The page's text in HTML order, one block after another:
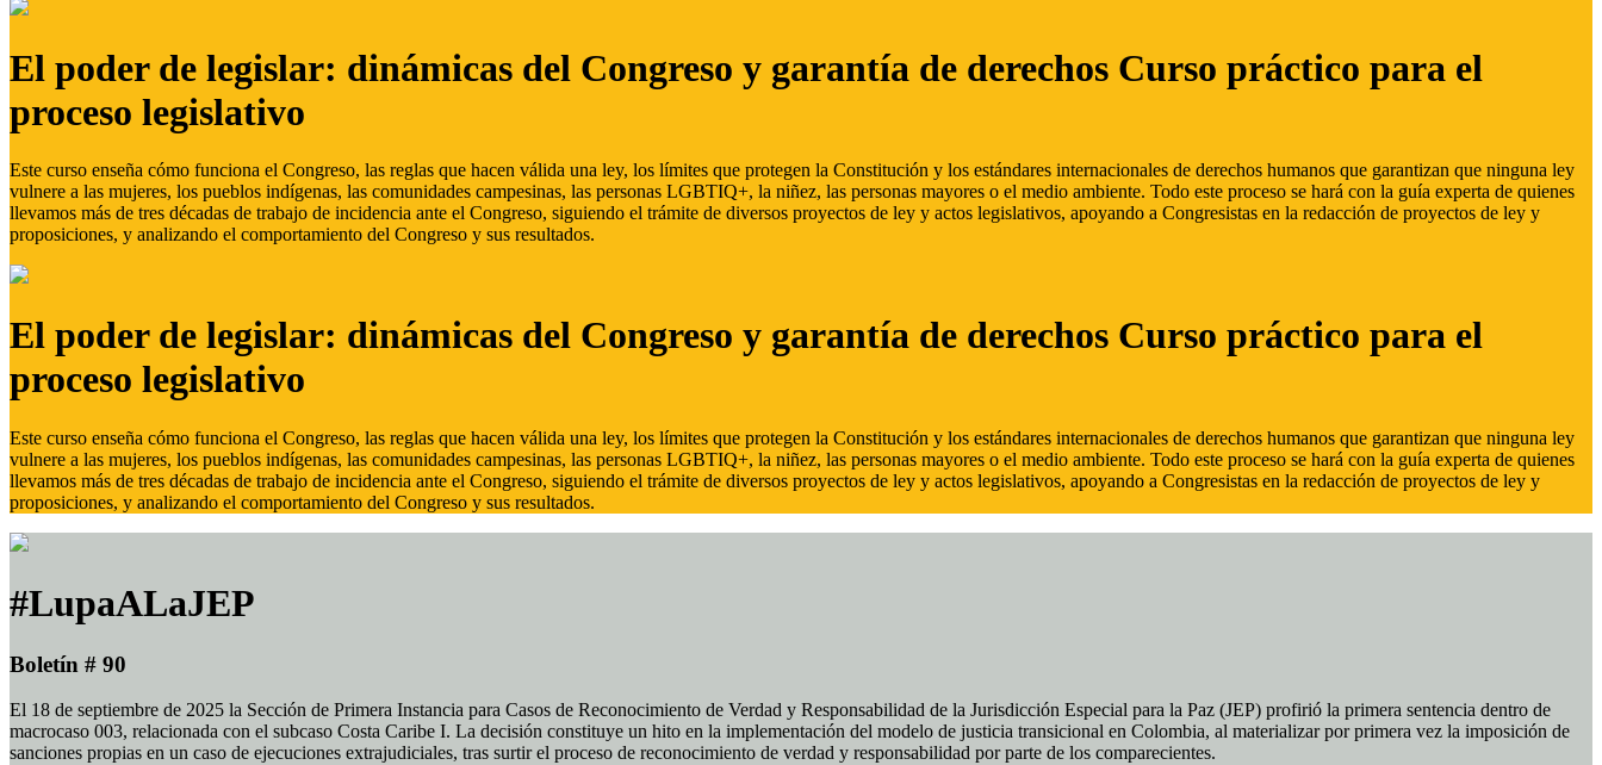
El poder de legislar: dinámicas del Congreso y garantía de derechos Curso práctico para el
proceso legislativo
Este curso enseña cómo funciona el Congreso, las reglas que hacen válida una ley, los límites que protegen la Constitución y los estándares internacionales de derechos humanos que garantizan que ninguna ley
vulnere a las mujeres, los pueblos indígenas, las comunidades campesinas, las personas LGBTIQ+, la niñez, las personas mayores o el medio ambiente. Todo este proceso se hará con la guía experta de quienes
llevamos más de tres décadas de trabajo de incidencia ante el Congreso, siguiendo el trámite de diversos proyectos de ley y actos legislativos, apoyando a Congresistas en la redacción de proyectos de ley y
proposiciones, y analizando el comportamiento del Congreso y sus resultados.
El poder de legislar: dinámicas del Congreso y garantía de derechos Curso práctico para el
proceso legislativo
Este curso enseña cómo funciona el Congreso, las reglas que hacen válida una ley, los límites que protegen la Constitución y los estándares internacionales de derechos humanos que garantizan que ninguna ley
vulnere a las mujeres, los pueblos indígenas, las comunidades campesinas, las personas LGBTIQ+, la niñez, las personas mayores o el medio ambiente. Todo este proceso se hará con la guía experta de quienes
llevamos más de tres décadas de trabajo de incidencia ante el Congreso, siguiendo el trámite de diversos proyectos de ley y actos legislativos, apoyando a Congresistas en la redacción de proyectos de ley y
proposiciones, y analizando el comportamiento del Congreso y sus resultados.
#LupaALaJEP
Boletín # 90
El 18 de septiembre de 2025 la Sección de Primera Instancia para Casos de Reconocimiento de Verdad y Responsabilidad de la Jurisdicción Especial para la Paz (JEP) profirió la primera sentencia dentro de
macrocaso 003, relacionada con el subcaso Costa Caribe I. La decisión constituye un hito en la implementación del modelo de justicia transicional en Colombia, al materializar por primera vez la imposición de
sanciones propias en un caso de ejecuciones extrajudiciales, tras surtir el proceso de reconocimiento de verdad y responsabilidad por parte de los comparecientes.